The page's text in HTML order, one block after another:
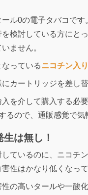
ル0の電子タバコです
検討している方にと
ません。
っているニコチン入
カートリッジを差し
を介して購入する必
るので、通販感覚で気
は無し！
ているのに、ニコチ
性はかなり低くなって
の高いタールや一酸